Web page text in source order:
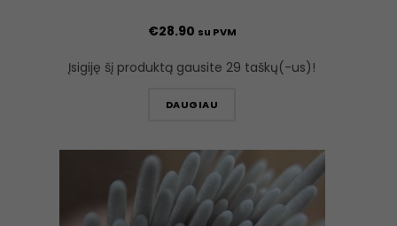
€28.90 su PVM
Įsigiję šį produktą gausite 29 taškų(-us)!
DAUGIAU